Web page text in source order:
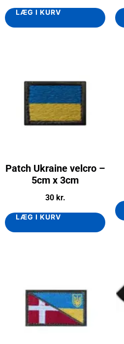
LÆG I KURV
Patch Ukraine velcro –
5cm x 3cm
30 kr.
LÆG I KURV